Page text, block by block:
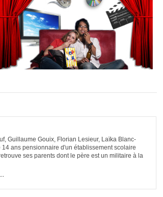
Guillaume Gouix, Florian Lesieur, Laïka Blanc-
ans pensionnaire d'un établissement scolaire
ses parents dont le père est un militaire à la